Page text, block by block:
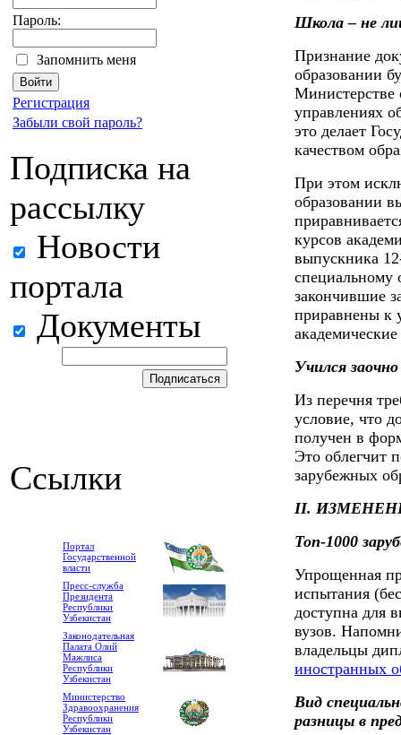
Пароль:
Запомнить меня
Регистрация
Забыли свой пароль?
Подписка на
рассылку
Новости
портала
Документы
Ссылки
Портал
Государственной
власти
Пресс-служба
Президента
Республики
Узбекистан
Законодательная
Палата Олий
Мажлиса
Республики
Узбекистан
Министерство
Здравоохранения
Республики
Узбекистан
Школа – не
Признание
образовании
Министерстве
управлениях
это делает
качеством
При этом
образовании
курсов
выпускника
специальному
закончившие
приравнены к
Учился
Из перечня
условие, что
получен в
Это облегчит
зарубежных
II.
Топ-1000
Упрощенная
испытания
доступна для
вузов.
владельцы
иностранных
Вид
разницы в